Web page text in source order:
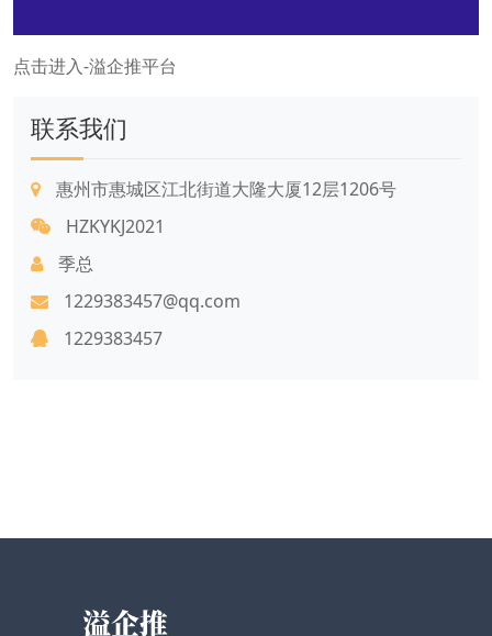
点击进入-溢企推平台
联系我们
惠州市惠城区江北街道大隆大厦12层1206号
HZKYKJ2021
季总
1229383457@qq.com
1229383457